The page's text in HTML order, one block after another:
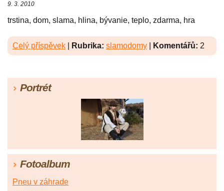
9. 3. 2010
trstina, dom, slama, hlina, bývanie, teplo, zdarma, hra
Celý příspěvek Rubrika: slamodomy Komentářů: 2
Portrét
Fotoalbum
Pneu v záhrade